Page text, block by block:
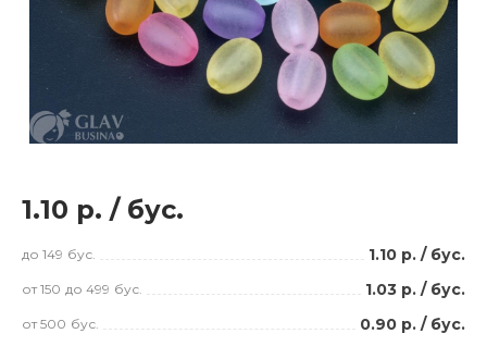
1.10 р. / бус.
до 149 бус. 1.10 р. / бус.
от 150 до 499 бус. 1.03 р. / бус.
от 500 бус. 0.90 р. / бус.